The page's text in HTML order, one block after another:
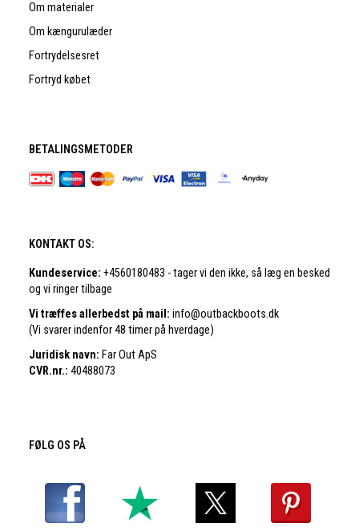
Om materialer
Om kængurulæder
Fortrydelsesret
Fortryd købet
BETALINGSMETODER
KONTAKT OS:
Kundeservice: +4560180483 - tager vi den ikke, så læg en besked
og vi ringer tilbage
Vi træffes allerbedst på mail: info@outbackboots.dk
(Vi svarer indenfor 48 timer på hverdage)
Juridisk navn: Far Out ApS
CVR.nr.: 40488073
FØLG OS PÅ